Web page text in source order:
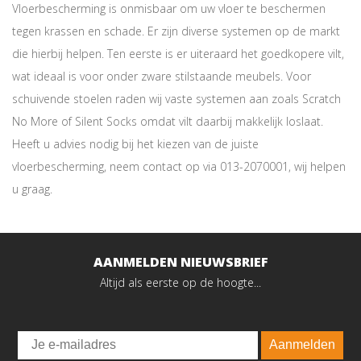
Vloerbescherming is onmisbaar om uw vloer te beschermen
tegen krassen en schade. Er zijn diverse systemen op de markt
die hierbij helpen. Ten eerste is er uiteraard het goedkopere vilt,
wat ideaal is voor onder zware stilstaande meubels. Voor
schuivende stoelen raden wij vaste systemen aan zoals Scratch
No More of Silent Socks omdat vilt daarbij makkelijk loslaat.
Heeft u advies nodig bij het kiezen van de juiste
vloerbescherming, neem contact op via 013-2070001, wij helpen
u graag.
AANMELDEN NIEUWSBRIEF
Altijd als eerste op de hoogte...
Email
Aanmelden